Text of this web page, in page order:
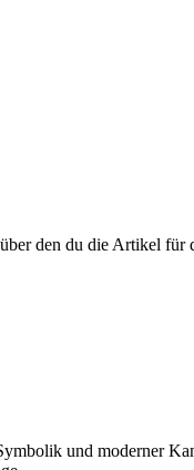
den du die Artikel für
und moderner